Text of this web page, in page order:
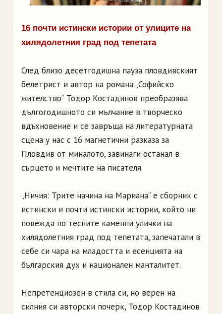
16 почти истински истории от улиците на
хилядолетния град под тепетата
След близо десетгодишна пауза пловдивският
белетрист и автор на романа „Софийско
жителство“ Тодор Костадинов преобразява
дългогодишното си мълчание в творческо
вдъхновение и се завръща на литературната
сцена у нас с 16 магнетични разказа за
Пловдив от миналото, завинаги останал в
сърцето и мечтите на писателя.
„Ничия: Трите начина на Мариана“ е сборник с
истински и почти истински истории, който ни
повежда по тесните каменни улички на
хилядолетния град под тепетата, запечатали в
себе си чара на младостта и есенцията на
българския дух и национален манталитет.
Непретенциозен в стила си, но верен на
силния си авторски почерк, Тодор Костадинов